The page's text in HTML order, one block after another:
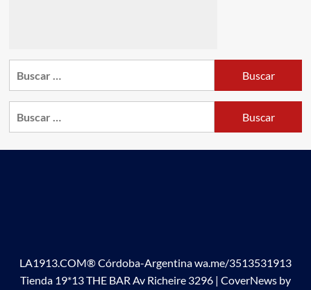
LA1913.COM® Córdoba-Argentina wa.me/3513531913
Tienda 19*13 THE BAR Av Richeire 3296 | CoverNews by